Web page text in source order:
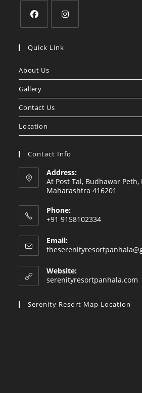
in
new
tab
in
Quick Link
About Us
Gallery
Contact Us
Location
Contact Info
Address:
At Post Tal, Budhawar Peth,
Maharashtra 416201
Phone:
+91 9158102334
Email:
Website:
serenityresortpanhala.com
Serenity Resort Map Location